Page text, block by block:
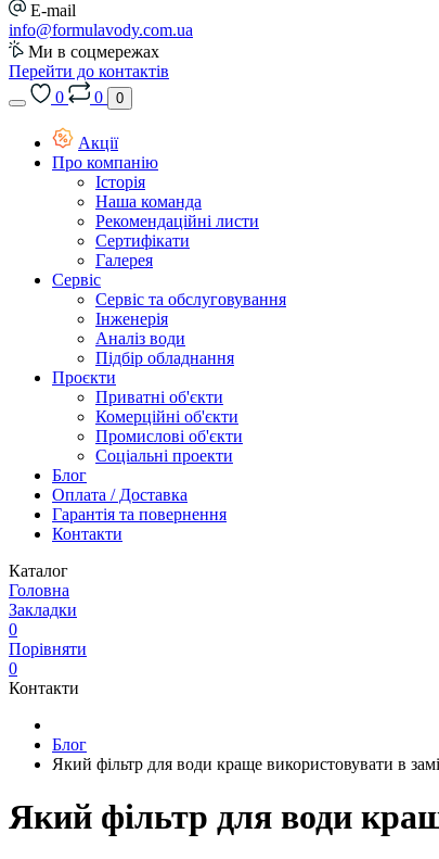
E-mail
info@formulavody.com.ua
Ми в соцмережах
Перейти до контактів
0
0 0
Акції
Про компанію
Історія
Наша команда
Рекомендаційні листи
Сертифікати
Галерея
Сервіс
Сервіс та обслуговування
Інженерія
Аналіз води
Підбір обладнання
Проєкти
Приватні об'єкти
Комерційні об'єкти
Промислові об'єкти
Соціальні проекти
Блог
Оплата / Доставка
Гарантія та повернення
Контакти
Каталог
Головна
Закладки
0
Порівняти
0
Контакти
Блог
Який фільтр для води краще використовувати в
Який фільтр для води